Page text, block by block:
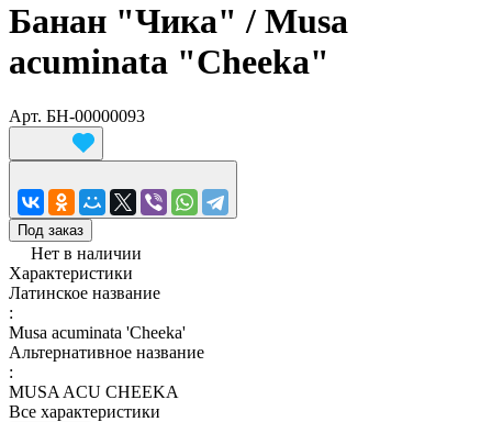
Банан "Чика" / Musa
acuminata "Cheeka"
Арт. БН-00000093
Под заказ
Нет в наличии
Характеристики
Латинское название
:
Musa acuminata 'Cheeka'
Альтернативное название
:
MUSA ACU CHEEKA
Все характеристики